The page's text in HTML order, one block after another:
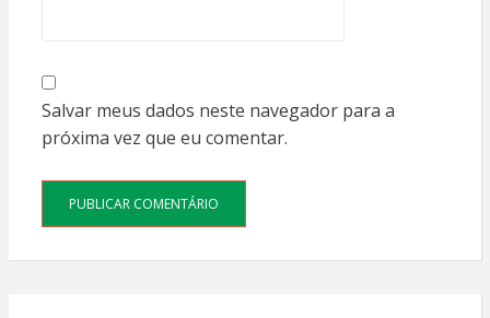
Salvar meus dados neste navegador para a
próxima vez que eu comentar.